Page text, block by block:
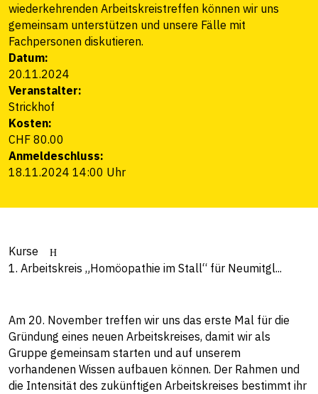
wiederkehrenden Arbeitskreistreffen können wir uns
gemeinsam unterstützen und unsere Fälle mit
Fachpersonen diskutieren.
Datum:
20.11.2024
Veranstalter:
Strickhof
Kosten:
CHF 80.00
Anmeldeschluss:
18.11.2024 14:00 Uhr
Kurse
1. Arbeitskreis „Homöopathie im Stall“ für Neumitgl...
Am 20. November treffen wir uns das erste Mal für die
Gründung eines neuen Arbeitskreises, damit wir als
Gruppe gemeinsam starten und auf unserem
vorhandenen Wissen aufbauen können. Der Rahmen und
die Intensität des zukünftigen Arbeitskreises bestimmt ihr